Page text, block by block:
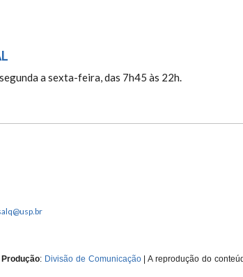
a sexta-feira, das 7h45 às 22h.
Produção:Divisão de Comunicação| A reprodução do